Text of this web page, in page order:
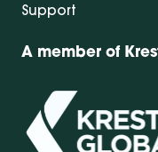
Support
A member of